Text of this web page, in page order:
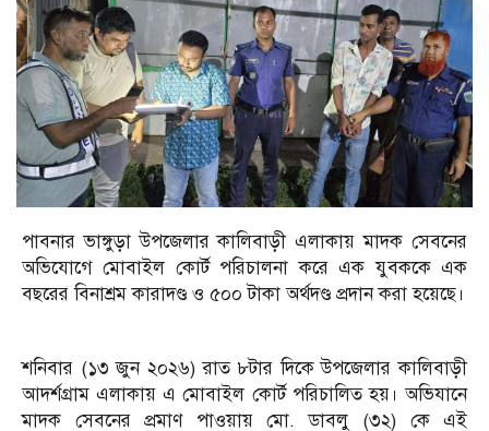
পাবনার ভাঙ্গুড়া উপজেলার কালিবাড়ী এলাকায় মাদক সেবনের
অভিযোগে মোবাইল কোর্ট পরিচালনা করে এক যুবককে এক
বছরের বিনাশ্রম কারাদণ্ড ও ৫০০ টাকা অর্থদণ্ড প্রদান করা হয়েছে।
শনিবার (১৩ জুন ২০২৬) রাত ৮টার দিকে উপজেলার কালিবাড়ী
আদর্শগ্রাম এলাকায় এ মোবাইল কোর্ট পরিচালিত হয়। অভিযানে
মাদক সেবনের প্রমাণ পাওয়ায় মো. ডাবলু (৩২) কে এই